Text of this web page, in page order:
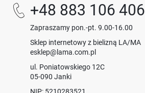
+48 883 106 406
Zapraszamy pon.-pt. 9.00-16.00
Sklep internetowy z bielizną LA/MA
esklep@lama.com.pl
ul. Poniatowskiego 12C
05-090 Janki
NIP: 5210283521